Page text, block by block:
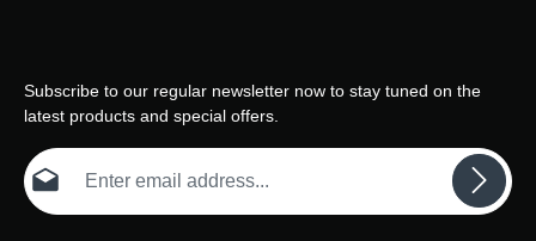
Subscribe to our regular newsletter now to stay tuned on the
latest products and special offers.
Email address*